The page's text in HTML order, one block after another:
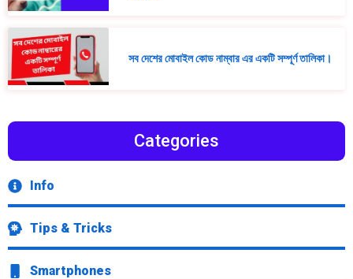
সব দেশের মোবাইল কোড নাম্বার এর একটি সম্পূর্ণ তালিকা।
Categories
Info
Tips & Tricks
Smartphones